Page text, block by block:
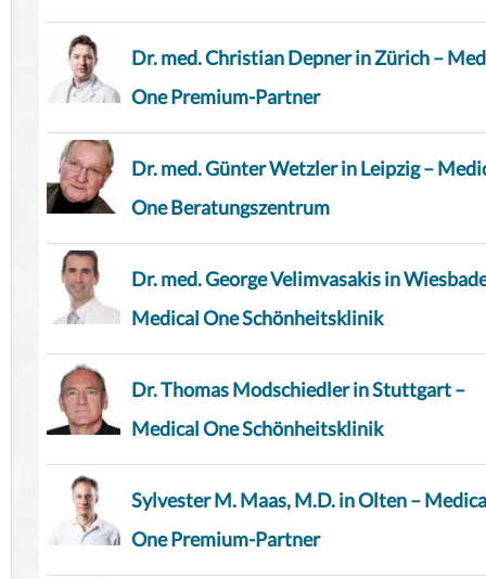
Dr. med. Christian Depner in Zürich –
One Premium-Partner
Dr. med. Günter Wetzler in Leipzig –
One Beratungszentrum
Dr. med. George Velimvasakis in
Medical One Schönheitsklinik
Dr. Thomas Modschiedler in Stuttgart –
Medical One Schönheitsklinik
Sylvester M. Maas, M.D. in Olten –
One Premium-Partner